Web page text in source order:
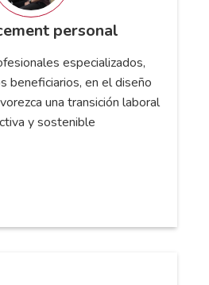
personal
especializados,
beneficiarios, en el diseño
una transición laboral
y sostenible